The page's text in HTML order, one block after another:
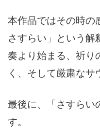
本作品ではその時の
さすらい」という解
奏より始まる、祈り
く、そして厳粛なサ
最後に、「さすらい
す。